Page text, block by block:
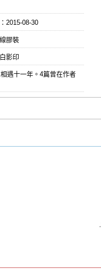
2015-08-30
膠裝
影印
遇十一年。4篇曾在作者